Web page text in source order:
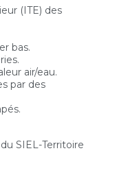
(ITE) des
bas.
air/eau.
par des
SIEL-Territoire